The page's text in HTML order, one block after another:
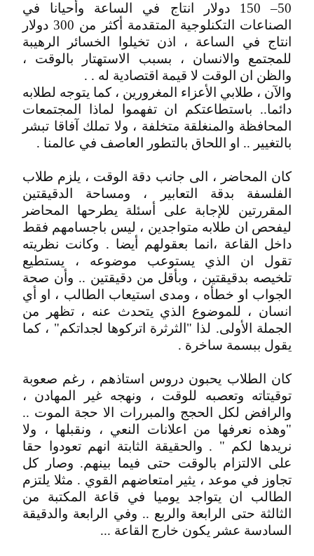
50– 150 دولار انتاج في الساعة وأحيانا في
الصناعات التكنلوجية المتقدمة أكثر من 300 دولار
انتاج في الساعة ، اذن تخيلوا الخسائر الرهيبة
للمجتمع والانسان ، بسبب الاستهتار بالوقت ،
والظن ان الوقت لا قيمة اقتصادية له . .
والآن ، طلابي الأعزاء المغرورين ، كما يتوجه لطلابه
دائما.. باستطاعتكم ان تفهموا لماذا المجتمعات
المحافظة والمنغلقة متخلفة ، ولا تملك آفاقا تبشر
بالتغيير .. او اللحاق بالتطور العاصف في عالمنا .
كان المحاضر ، الى جانب دقة الوقت ، يلزم طلاب
الفلسفة بدقة التعابير ، ومساحة الدقيقتين
المقررتين للإجابة على أسئلة يطرحها المحاضر
ليفحص ان طلابه متواجدين ، ليس باجسامهم فقط
داخل القاعة ،انما بعقولهم أيضا . وكانت نظريته
تقول ان الذي يستوعب موضوعه ، يستطيع
تلخيصه بدقيقتين ، وبأقل من دقيقتين .. وأن صحة
الجواب او خطأه ، ومدى استيعاب الطالب ، او أي
انسان ، للموضوع الذي يتحدث عنه ، تظهر من
الجملة الأولى. لذا "الثرثرة اتركوها لجداتكم" ، كما
يقول ببسمة ساخرة .
كان الطلاب يحبون دروس استاذهم ، رغم صعوبة
توقيتاته وتعصبه للوقت ، ونهجه غير المهادن ،
والرافض لكل الحجج والمبررات الا حجة الموت ..
"وهذه نعرفها من اعلانات النعي ، ونقبلها ، ولا
نريدها لكم " . والحقيقة الثابتة انهم تعودوا حقا
على الالتزام بالوقت حتى فيما بينهم. وصار كل
تجاوز في موعد ، يثير امتعاضهم القوي . مثلا يلتزم
الطالب ان يتواجد يوميا في قاعة المكتبة من
الثالثة حتى الرابعة والربع .. وفي الرابعة والدقيقة
السادسة عشر يكون خارج القاعة ...